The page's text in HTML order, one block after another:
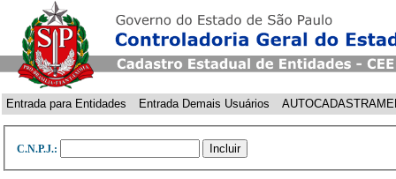
Entrada para Entidades Entrada Demais Usuários
C.N.P.J.: